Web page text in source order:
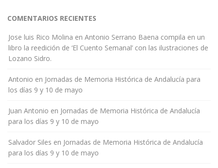
COMENTARIOS RECIENTES
Jose luis Rico Molina en Antonio Serrano Baena compila en un
libro la reedición de ‘El Cuento Semanal’ con las ilustraciones de
Lozano Sidro.
Antonio en Jornadas de Memoria Histórica de Andalucía para
los días 9 y 10 de mayo
Juan Antonio en Jornadas de Memoria Histórica de Andalucía
para los días 9 y 10 de mayo
Salvador Siles en Jornadas de Memoria Histórica de Andalucía
para los días 9 y 10 de mayo